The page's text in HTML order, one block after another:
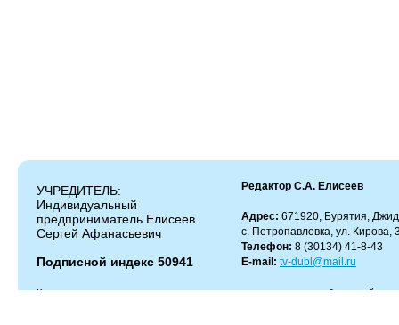
УЧРЕДИТЕЛЬ:
Индивидуальный
предприниматель Елисеев
Сергей Афанасьевич
Подписной индекс 50941
Редактор С.А. Елисеев
Адрес: 671920, Бурятия,
с. Петропавловка, ул. Кирова,
Телефон: 8 (30134) 41-8-43
E-mail: tv-dubl@mail.ru
Копирование и цитирование материалов разрешено только с работающей